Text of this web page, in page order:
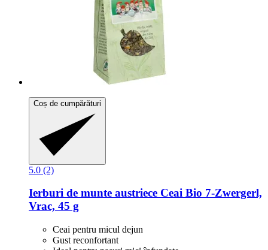
Coș de cumpărături
5.0 (2)
Ierburi de munte austriece Ceai Bio 7-​Zwergerl,
Vrac, 45 g
Ceai pentru micul dejun
Gust reconfortant